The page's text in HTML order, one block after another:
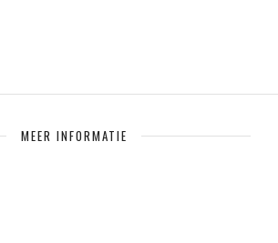
MEER INFORMATIE